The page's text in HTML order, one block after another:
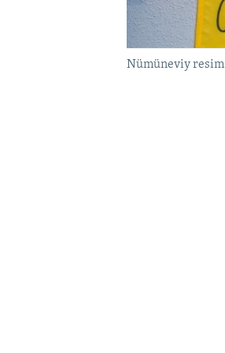
Nümüneviy resim